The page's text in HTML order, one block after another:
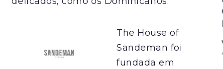
The House of
Sandeman foi
fundada em